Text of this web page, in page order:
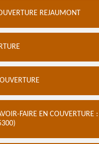
REJAUMONT
FAIRE EN